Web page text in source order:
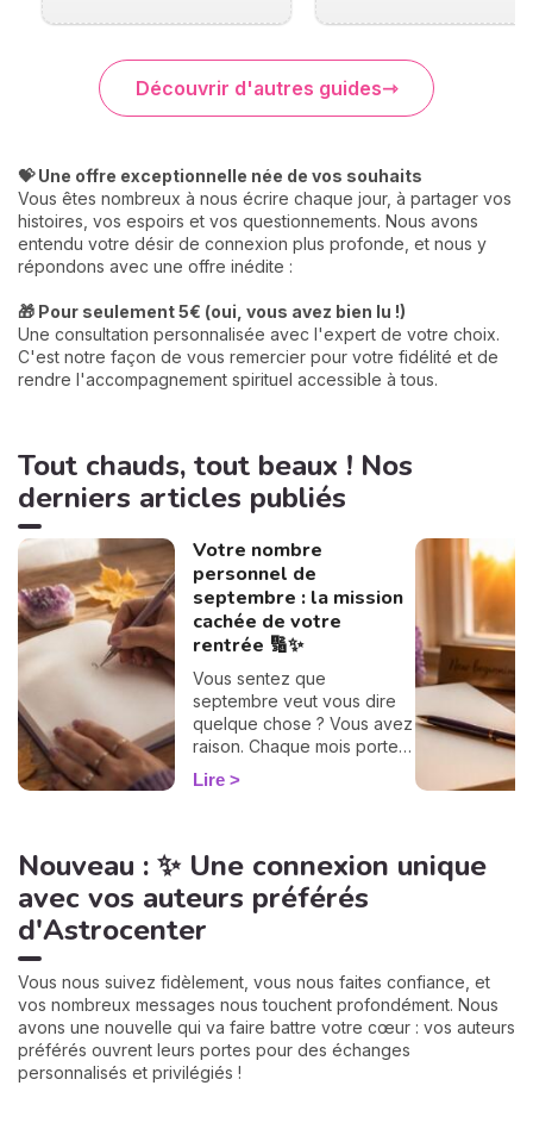
Découvrir d'autres guides
💝 Une offre exceptionnelle née de vos souhaits
Vous êtes nombreux à nous écrire chaque jour, à partager vos
histoires, vos espoirs et vos questionnements. Nous avons
entendu votre désir de connexion plus profonde, et nous y
répondons avec une offre inédite :
🎁 Pour seulement 5€ (oui, vous avez bien lu !)
Une consultation personnalisée avec l'expert de votre choix.
C'est notre façon de vous remercier pour votre fidélité et de
rendre l'accompagnement spirituel accessible à tous.
Tout chauds, tout beaux ! Nos
derniers articles publiés
Votre nombre
personnel de
septembre : la mission
cachée de votre
rentrée 🔢✨
Vous sentez que
septembre veut vous dire
quelque chose ? Vous avez
raison. Chaque mois porte
une vibration rien que pour
vous, et il suffit d'un petit
on trouve votre nombre
personnel, puis votre
mission de septembre,
chiffre par chiffre. 🔢
Lire
Nouveau : ✨ Une connexion unique
avec vos auteurs préférés
d'Astrocenter
Vous nous suivez fidèlement, vous nous faites confiance, et
vos nombreux messages nous touchent profondément. Nous
avons une nouvelle qui va faire battre votre cœur : vos auteurs
préférés ouvrent leurs portes pour des échanges
personnalisés et privilégiés !